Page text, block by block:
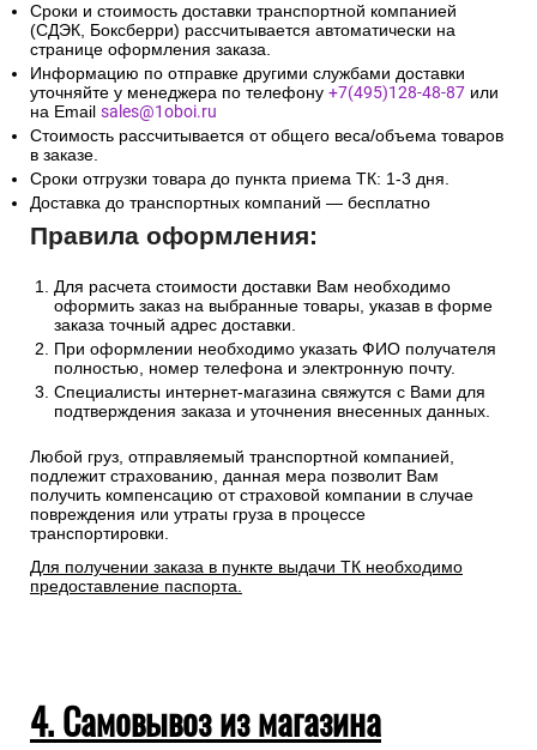
Сроки и стоимость доставки транспортной компанией
(СДЭК, Боксберри) рассчитывается автоматически на
странице оформления заказа.
Информацию по отправке другими службами доставки
уточняйте у менеджера по телефону +7(495)128-48-87 или
на Email sales@1oboi.ru
Стоимость рассчитывается от общего веса/объема товаров
в заказе.
Сроки отгрузки товара до пункта приема ТК: 1-3 дня.
Доставка до транспортных компаний — бесплатно
Правила оформления:
Для расчета стоимости доставки Вам необходимо
оформить заказ на выбранные товары, указав в форме
заказа точный адрес доставки.
При оформлении необходимо указать ФИО получателя
полностью, номер телефона и электронную почту.
Специалисты интернет-магазина свяжутся с Вами для
подтверждения заказа и уточнения внесенных данных.
Любой груз, отправляемый транспортной компанией,
подлежит страхованию, данная мера позволит Вам
получить компенсацию от страховой компании в случае
повреждения или утраты груза в процессе
транспортировки.
Для получении заказа в пункте выдачи ТК необходимо
предоставление паспорта.
4. Самовывоз из магазина